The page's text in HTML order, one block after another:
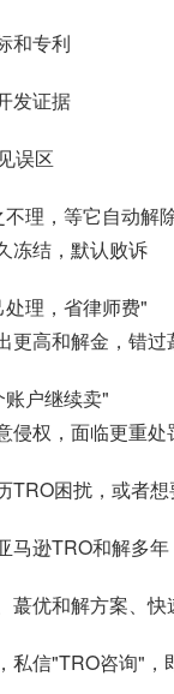
和专利
发证据
误区
理，等它自动解
冻结，默认败诉
理，省律师费"
更高和解金，错过
户继续卖"
侵权，面临更重处
TRO困扰，或者
马逊TRO和解多
蕞优和解方案、快
私信"TRO咨询"，